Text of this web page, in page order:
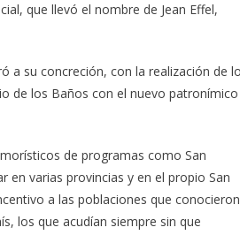
que llevó el nombre de Jean Effel,
a su concreción, con la realización de
de los Baños con el nuevo patronímico
de programas como San
en varias provincias y en el propio San
a las poblaciones que conocieron
los que acudían siempre sin que